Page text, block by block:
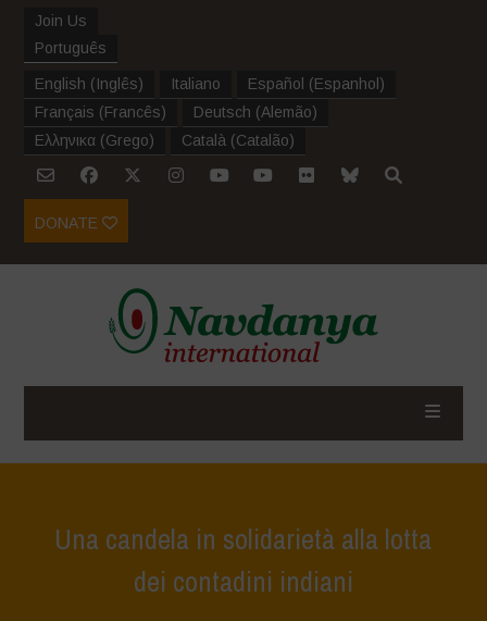
Join Us
Português
English (Inglês) Italiano Español (Espanhol )
Français (Francês) Deutsch (Alemão)
Ελληνικα (Grego) Català (Catalão)
DONATE
Una candela in solidarietà alla lotta
dei contadini indiani